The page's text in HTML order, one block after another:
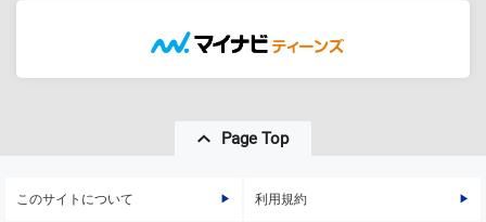
Page Top
このサイトについて 利用規約